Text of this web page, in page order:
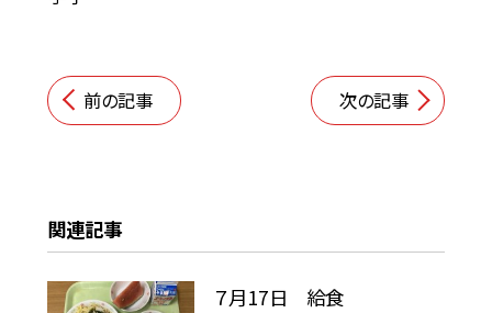
前の記事 次の記事
関連記事
７月17日 給食